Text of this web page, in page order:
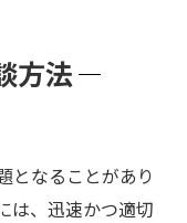
方法
となることがあり
は、迅速かつ適切